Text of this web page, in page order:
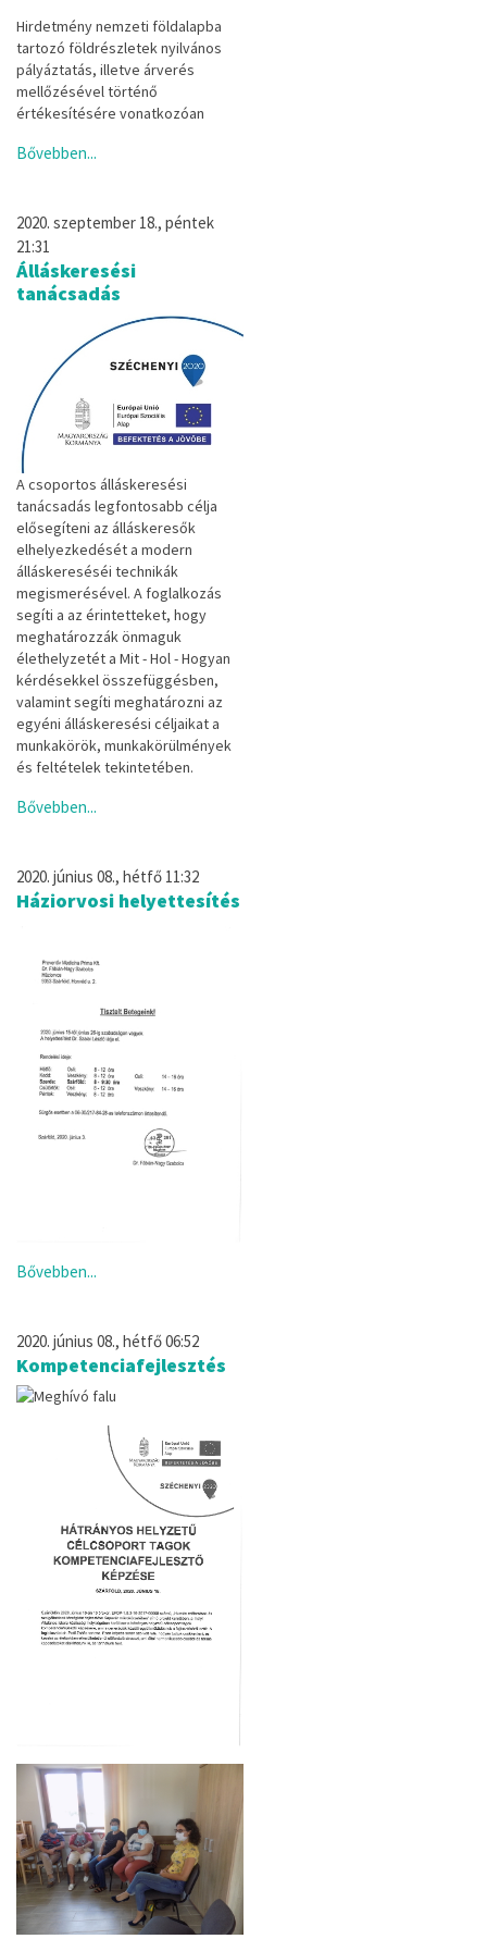
Hirdetmény nemzeti földalapba
tartozó földrészletek nyilvános
pályáztatás, illetve árverés
mellőzésével történő
értékesítésére vonatkozóan
Bővebben...
2020. szeptember 18., péntek
21:31
Álláskeresési
tanácsadás
A csoportos álláskeresési
tanácsadás legfontosabb célja
elősegíteni az álláskeresők
elhelyezkedését a modern
álláskereséséi technikák
megismerésével. A foglalkozás
segíti a az érintetteket, hogy
meghatározzák önmaguk
élethelyzetét a Mit - Hol - Hogyan
kérdésekkel összefüggésben,
valamint segíti meghatározni az
egyéni álláskeresési céljaikat a
munkakörök, munkakörülmények
és feltételek tekintetében.
Bővebben...
2020. június 08., hétfő 11:32
Háziorvosi helyettesítés
Bővebben...
2020. június 08., hétfő 06:52
Kompetenciafejlesztés